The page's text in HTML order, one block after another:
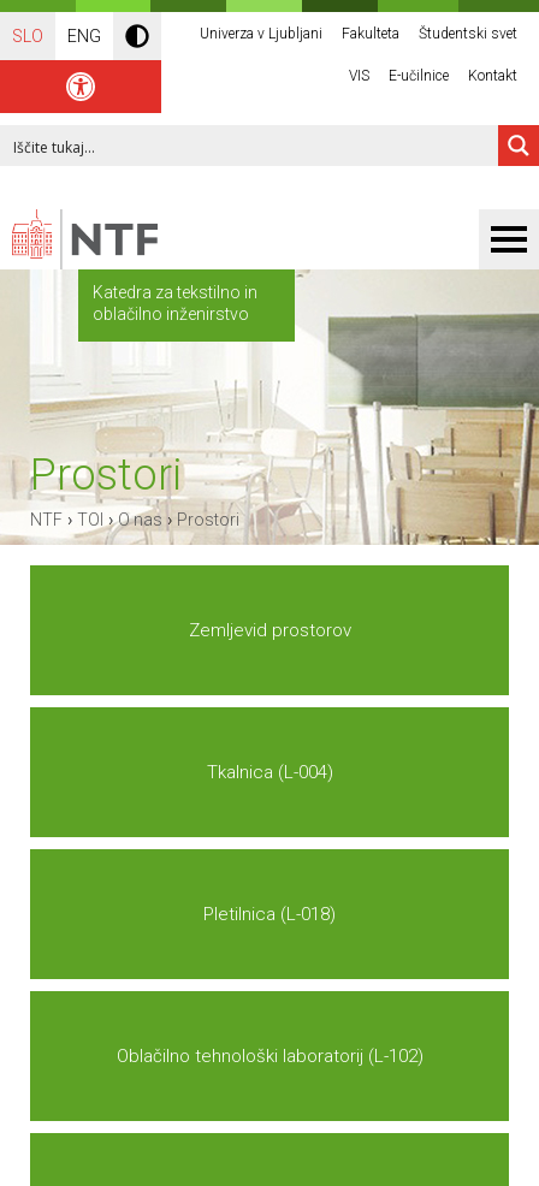
SLO ENG Univerza v Ljubljani Fakulteta Študentski svet
VIS E-učilnice Kontakt
Katedra za tekstilno in
oblačilno inženirstvo
Prostori
NTF › TOI ›O nas › Prostori
Zemljevid prostorov
Tkalnica (L-004)
Pletilnica (L-018)
Oblačilno tehnološki laboratorij (L-102)